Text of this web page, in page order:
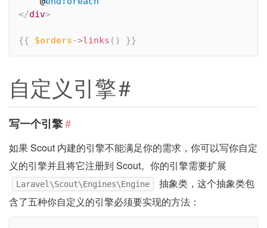
</div>
{{ $orders->links ( ) }}
自定义引擎#
写一个引擎#
如果 Scout 内建的引擎不能满足你的需求，你可以写你自定
义的引擎并且将它注册到 Scout。你的引擎需要扩展
Laravel\Scout\Engines\Engine
抽象类，这个抽象类包
含了五种你自定义的引擎必须要实现的方法：